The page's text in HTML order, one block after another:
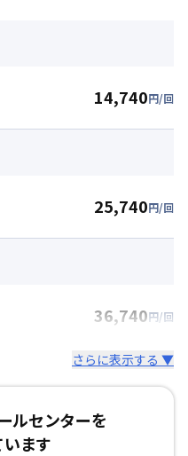
14,740円/回
25,740円/回
36,740円/回
さらに表示する ▼
ルセンターを
います